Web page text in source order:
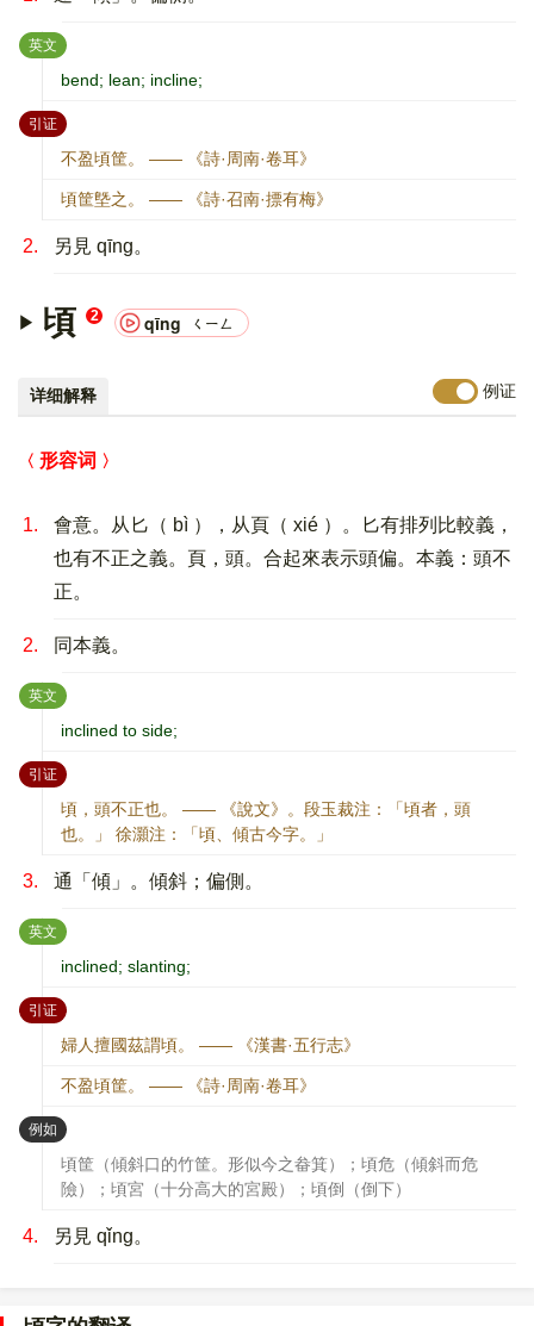
英文 ：
bend; lean; incline;
引证：
不盈頃筐。 —— 《詩·周南·卷耳》
頃筐墍之。 —— 《詩·召南·摽有梅》
2. 另見 qīng。
頃 2 qīng ㄑㄧㄥ
详细解释 例证
形容词
1.
會意。从匕（ bì ），从頁（ xié ）。匕有排列比較義，
也有不正之義。頁，頭。合起來表示頭偏。本義：頭不
正。
2. 同本義。
英文 ：
inclined to side;
引证：
頃，頭不正也。 —— 《說文》。段玉裁注：「頃者，頭
也。」 徐灝注：「頃、傾古今字。」
3. 通「傾」。傾斜；偏側。
英文 ：
inclined; slanting;
引证：
婦人擅國茲謂頃。 —— 《漢書·五行志》
不盈頃筐。 —— 《詩·周南·卷耳》
例如 ：
頃筐（傾斜口的竹筐。形似今之畚箕）；頃危（傾斜而危
險）；頃宮（十分高大的宮殿）；頃倒（倒下）
4. 另見 qǐng。